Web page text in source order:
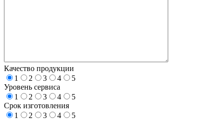
Качество продукции
1
2 3 4
5
Уровень сервиса
1
2 3 4
5
Срок изготовления
1
2 3 4
5